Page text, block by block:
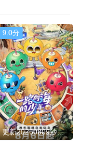
第8期
企划第3期
直拍第16期
超前营业第11期
加更版第9期
9.0分
更新20260809沙滩号第1期